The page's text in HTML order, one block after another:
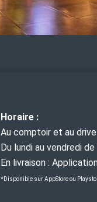
Horaire :
Au comptoir et au drive
Du lundi au vendredi
En livraison :
*Disponible sur AppStore ou